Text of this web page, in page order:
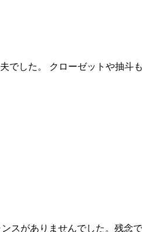
でした。 クローゼットや抽斗
スがありませんでした。残念で